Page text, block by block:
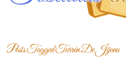
Posts TaggedTurrón De Jijona